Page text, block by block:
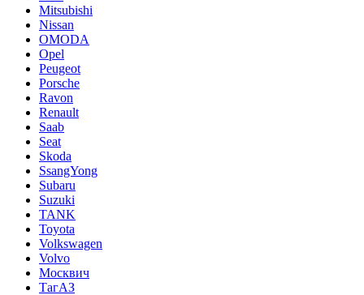
Mitsubishi
Nissan
OMODA
Opel
Peugeot
Porsche
Ravon
Renault
Saab
Seat
Skoda
SsangYong
Subaru
Suzuki
TANK
Toyota
Volkswagen
Volvo
Москвич
ТагАЗ